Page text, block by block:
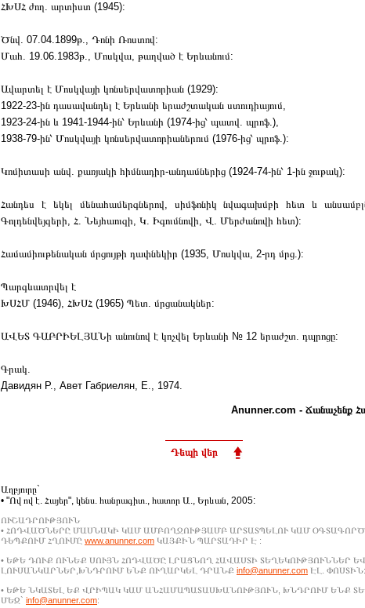
ՀԽՍՀ ժող. արտիստ (1945):
Ծնվ. 07.04.1899թ., Դոնի Ռոստով:
Մահ. 19.06.1983թ., Մոսկվա, թաղված է Երևանում:
Ավարտել է Մոսկվայի կոնսերվատորիան (1929):
1922-23-ին դասավանդել է Երևանի երաժշտական ստուդիայում,
1923-24-ին և 1941-1944-ին՝ Երևանի (1974-ից՝ պատվ. պրոֆ.),
1938-79-ին՝ Մոսկվայի կոնսերվատորիաներում (1976-ից՝ պրոֆ.):
Կոմիտասի անվ. քառյակի հիմնադիր-անդամներից (1924-74-ին՝ 1-ին ջութակ):
Հանդես է եկել մենահամերգներով, սիմֆոնիկ նվագախմբի հետ և
Գոլդենվեյզերի, Հ. Նեյհաուզի, Կ. Իգումնովի, Վ. Մերժանովի հետ):
Համամիութենական մրցույթի դափնեկիր (1935, Մոսկվա, 2-րդ մրց.):
Պարգևատրվել է
ԽՍՀՄ (1946), ՀԽՍՀ (1965) Պետ. մրցանակներ:
ԱՎԵՏ ԳԱԲՐԻԵԼՅԱՆի անունով է կոչվել Երևանի № 12 երաժշտ. դպրոցը:
Գրակ.
Давидян Р., Авет Габриелян, Е., 1974.
Anunner.com - Ճանաչենք
Դեպի վեր
Աղբյուրը`
• "Ով ով է. Հայեր", կենս. հանրագիտ., հատոր Ա., Երևան, 2005:
ՈՒՇԱԴՐՈՒԹՅՈՒՆ
• ՀՈԴՎԱԾՆԵՐԸ ՄԱՍՆԱԿԻ ԿԱՄ ԱՄԲՈՂՋՈՒԹՅԱՄԲ ԱՐՏԱՏՊԵԼՈՒ ԿԱՄ
ԴԵՊՔՈՒՄ ՀՂՈՒՄԸ www.anunner.com ԿԱՅՔԻՆ ՊԱՐՏԱԴԻՐ Է :
• ԵԹԵ ԴՈՒՔ ՈՒՆԵՔ ՍՈՒՅՆ ՀՈԴՎԱԾԸ ԼՐԱՑՆՈՂ ՀԱՎԱՍՏԻ ՏԵՂԵԿՈՒԹՅՈՒՆՆԵՐ ԵՎ
ԼՈՒՍԱՆԿԱՐՆԵՐ,ԽՆԴՐՈՒՄ ԵՆՔ ՈՒՂԱՐԿԵԼ ԴՐԱՆՔ info@anunner.com ԷԼ. ՓՈՍՏԻՆ:
• ԵԹԵ ՆԿԱՏԵԼ ԵՔ ՎՐԻՊԱԿ ԿԱՄ ԱՆՀԱՄԱՊԱՏԱՍԽԱՆՈՒԹՅՈՒՆ, ԽՆԴՐՈՒՄ ԵՆՔ
ՄԵԶ` info@anunner.com: